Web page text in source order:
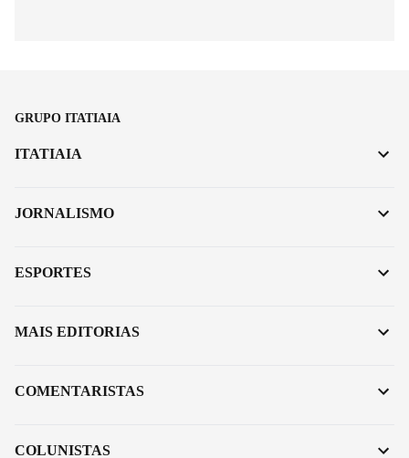
GRUPO ITATIAIA
ITATIAIA
JORNALISMO
ESPORTES
MAIS EDITORIAS
COMENTARISTAS
COLUNISTAS